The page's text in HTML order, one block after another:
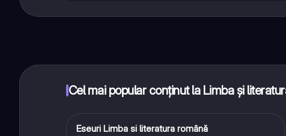
distanță. În plus, câștigă puncte ca să deblochezi mai
Cel mai popular conținut la Limba și
Limba și literatura română
Eseuri Limba si literatura română